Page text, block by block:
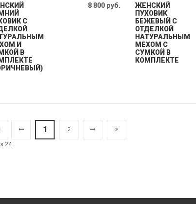
С
И
В
8 800 руб.
ЖЕНСКИЙ
ПУХОВИК
БЕЖЕВЫЙ С
ОТДЕЛКОЙ
НАТУРАЛЬНЫМ
МЕХОМ С
СУМКОЙ В
КОМПЛЕКТЕ
1 2
24